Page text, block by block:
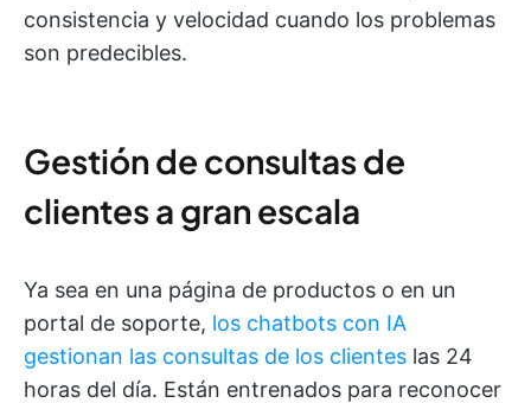
consistencia y velocidad cuando los problemas
son predecibles.
Gestión de consultas de
clientes a gran escala
Ya sea en una página de productos o en un
portal de soporte, los chatbots con IA
gestionan las consultas de los clientes las 24
horas del día. Están entrenados para reconocer